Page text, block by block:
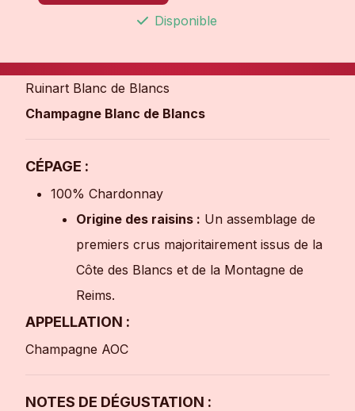
Disponible
Ruinart Blanc de Blancs
Champagne Blanc de Blancs
CÉPAGE :
100% Chardonnay
Origine des raisins : Un assemblage de
premiers crus majoritairement issus de la
Côte des Blancs et de la Montagne de
Reims.
APPELLATION :
Champagne AOC
NOTES DE DÉGUSTATION :